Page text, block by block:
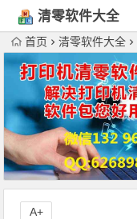
清零软件大全
下载
首页 清零软件大全
A+